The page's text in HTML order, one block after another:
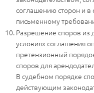
соглашению сторон и
письменному
Разрешение споров из
условиях соглашения
претензионный
споров для
В судебном порядке
действующим